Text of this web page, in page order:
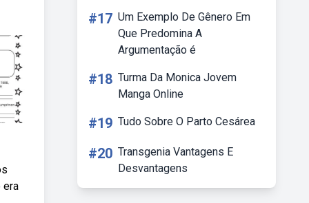
era
#17 Um Exemplo De Gênero Em
Que Predomina A
Argumentação é
#18 Turma Da Monica Jovem
Manga Online
#19 Tudo Sobre O Parto Cesárea
#20 Transgenia Vantagens E
Desvantagens